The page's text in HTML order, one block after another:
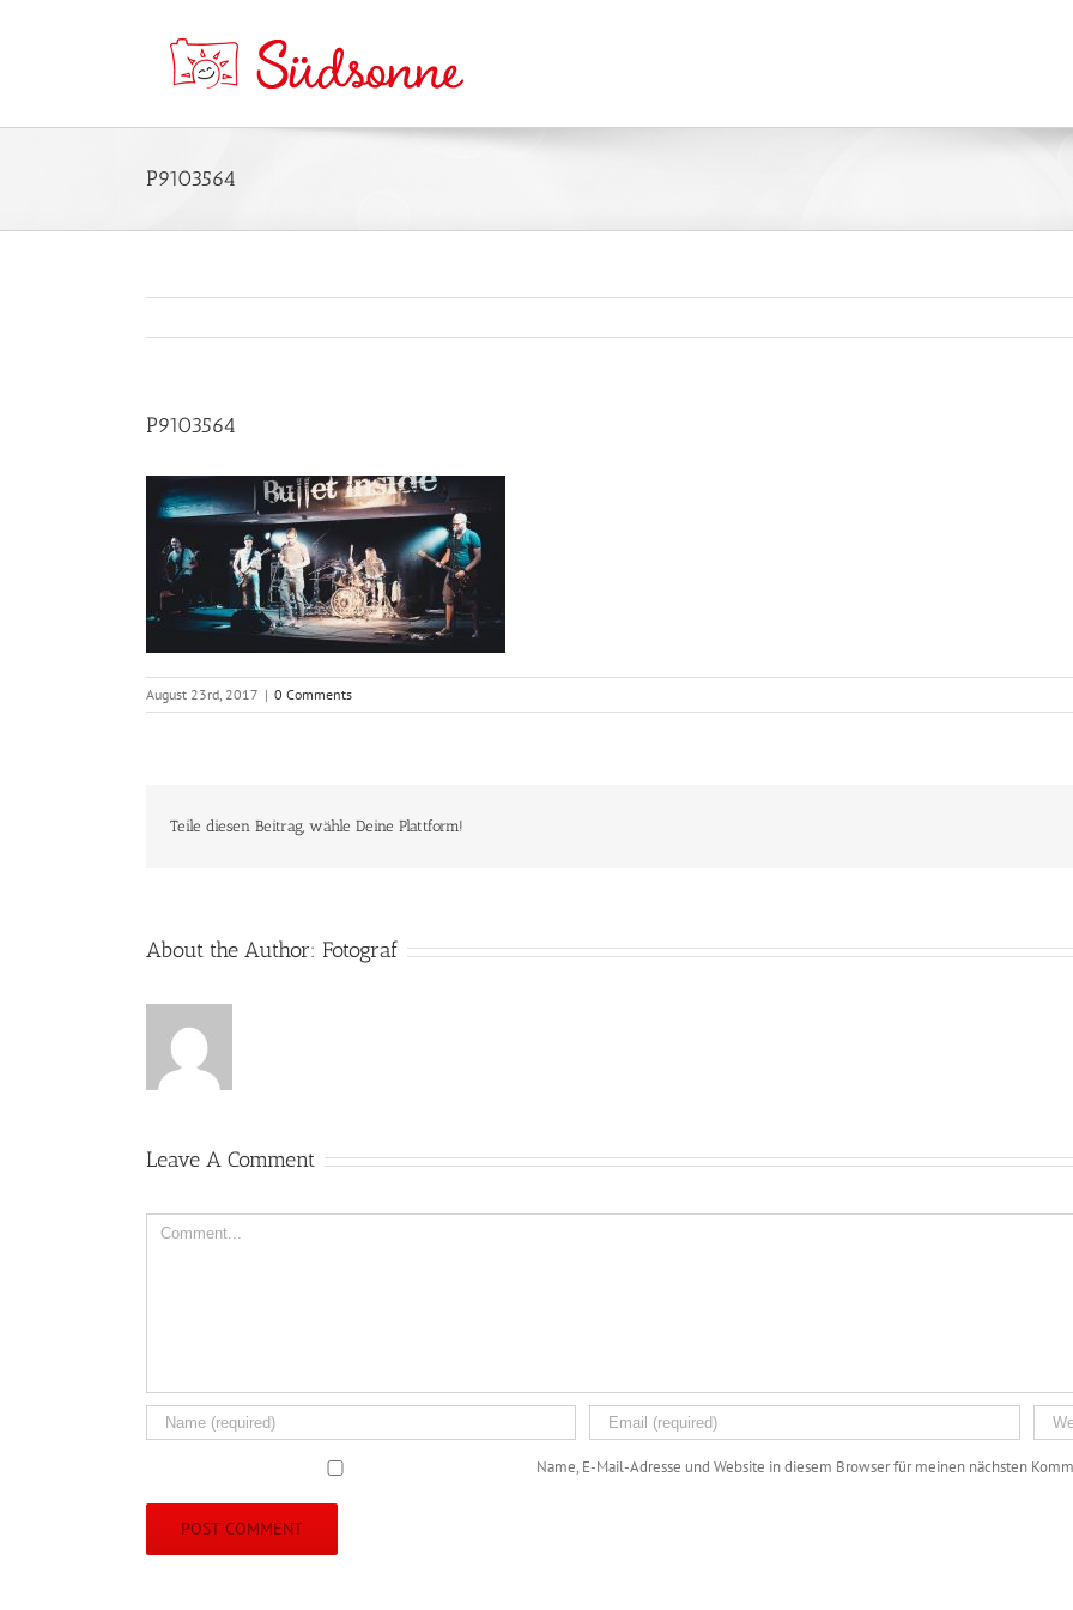
P9103564
P9103564
August 23rd, 2017 | 0 Comments
Teile diesen Beitrag, wähle Deine Plattform!
About the Author: Fotograf
Leave A Comment
Comment
Name, E-Mail-Adresse und Website in diesem Browser für meinen nächsten